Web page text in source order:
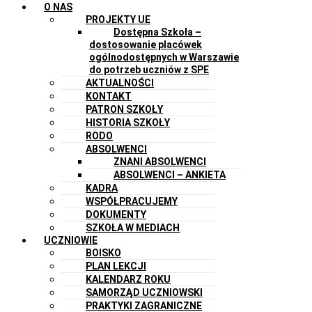
O NAS
PROJEKTY UE
Dostępna Szkoła –
dostosowanie placówek
ogólnodostępnych w Warszawie
do potrzeb uczniów z SPE
AKTUALNOŚCI
KONTAKT
PATRON SZKOŁY
HISTORIA SZKOŁY
RODO
ABSOLWENCI
ZNANI ABSOLWENCI
ABSOLWENCI – ANKIETA
KADRA
WSPÓŁPRACUJEMY
DOKUMENTY
SZKOŁA W MEDIACH
UCZNIOWIE
BOISKO
PLAN LEKCJI
KALENDARZ ROKU
SAMORZĄD UCZNIOWSKI
PRAKTYKI ZAGRANICZNE